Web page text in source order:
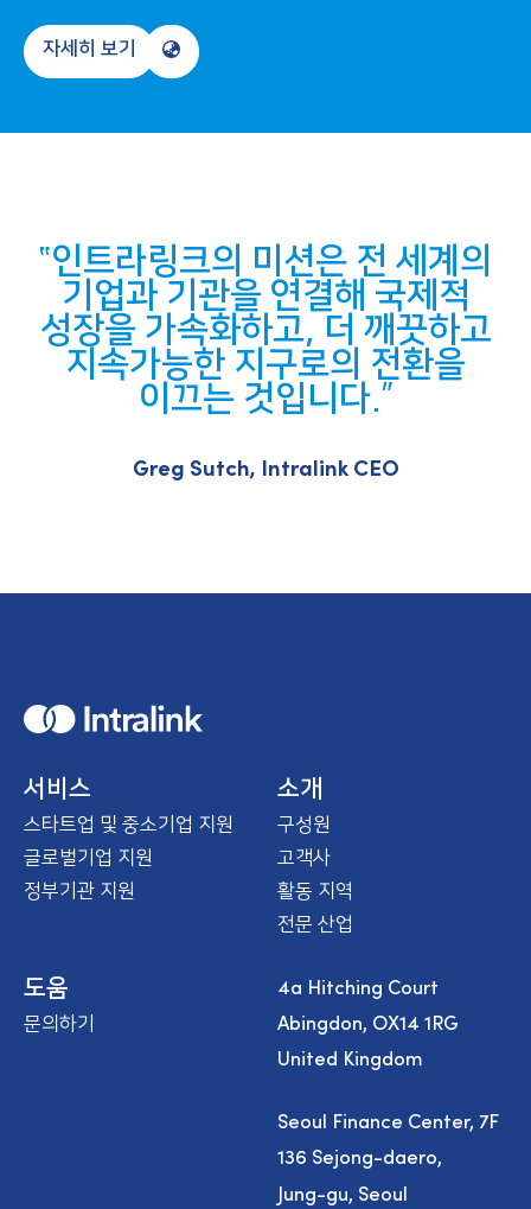
자세히 보기
인트라링크의 미션은 전 세계의
기업과 기관을 연결해 국제적
성장을 가속화하고, 더 깨끗하고
지속가능한 지구로의 전환을
이끄는 것입니다.
Greg Sutch, Intralink CEO
H
o
서비스
스타트업 및 중소기업 지원
글로벌기업 지원
정부기관 지원
소개
구성원
고객사
활동 지역
전문 산업
도움
문의하기
4a Hitching Court
Abingdon, OX14 1RG
United Kingdom
Seoul Finance Center, 7F
136 Sejong-daero,
Jung-gu, Seoul